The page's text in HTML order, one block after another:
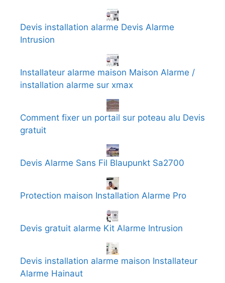
Devis installation alarme Devis Alarme
Intrusion
Installateur alarme maison Maison Alarme /
installation alarme sur xmax
Comment fixer un portail sur poteau alu Devis
gratuit
Devis Alarme Sans Fil Blaupunkt Sa2700
Protection maison Installation Alarme Pro
Devis gratuit alarme Kit Alarme Intrusion
Devis installation alarme maison Installateur
Alarme Hainaut